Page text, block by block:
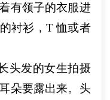
有领子的衣服进
衬衫，T 恤或者
头发的女生拍摄
朵要露出来。头